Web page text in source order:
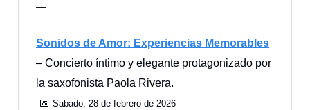
—
Sonidos de Amor: Experiencias Memorables
– Concierto íntimo y elegante protagonizado por
la saxofonista Paola Rivera.
📅 Sabado, 28 de febrero de 2026